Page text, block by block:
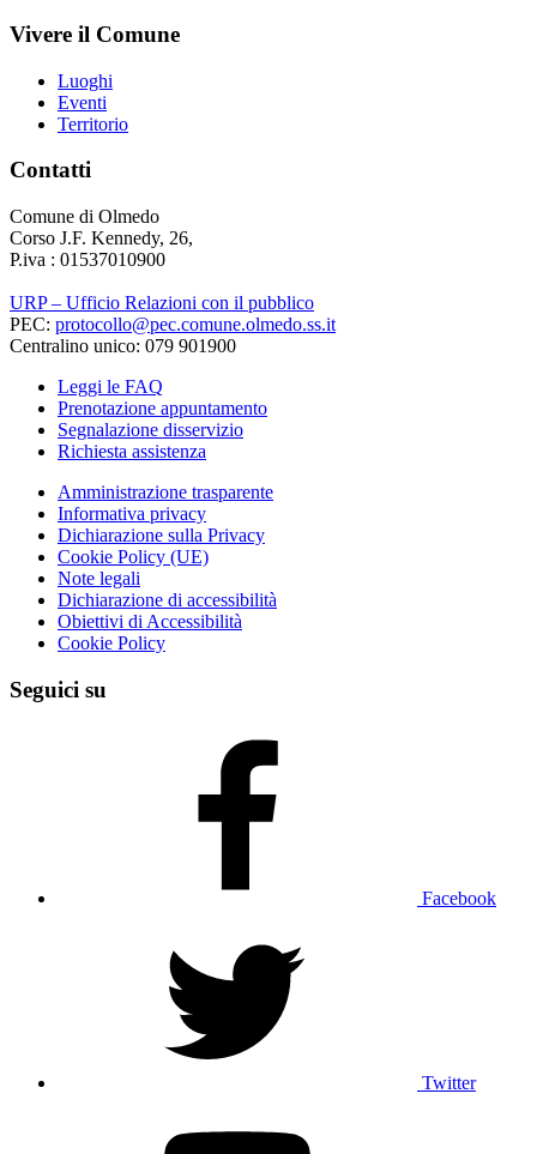
Vivere il Comune
Luoghi
Eventi
Territorio
Contatti
Comune di Olmedo
Corso J.F. Kennedy, 26,
P.iva : 01537010900
URP – Ufficio Relazioni con il pubblico
PEC: protocollo@pec.comune.olmedo.ss.it
Centralino unico: 079 901900
Leggi le FAQ
Prenotazione appuntamento
Segnalazione disservizio
Richiesta assistenza
Amministrazione trasparente
Informativa privacy
Dichiarazione sulla Privacy
Cookie Policy (UE)
Note legali
Dichiarazione di accessibilità
Obiettivi di Accessibilità
Cookie Policy
Seguici su
Facebook
Twitter